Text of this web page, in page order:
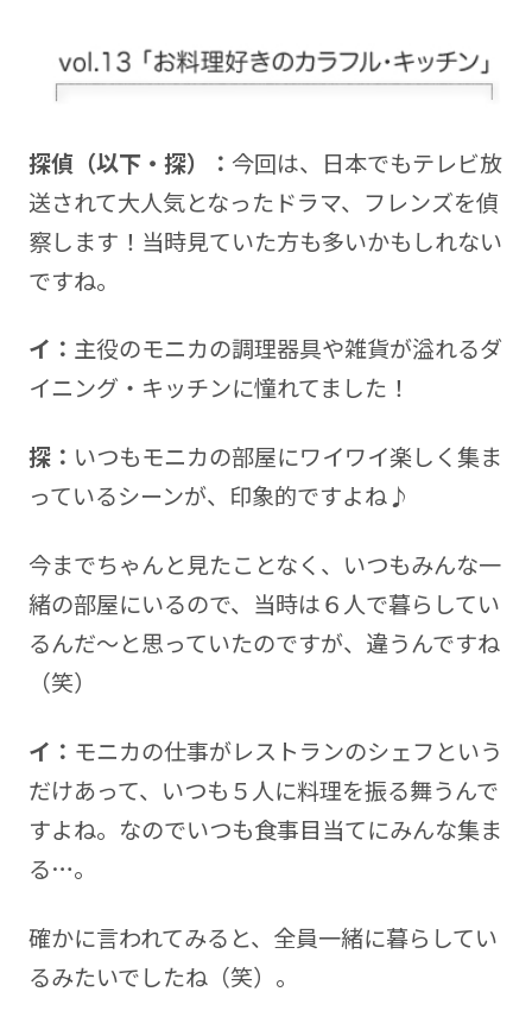
探偵（以下・探）： 今回は、日本でもテレビ放
送されて大人気となったドラマ、フレンズを偵
察します！当時見ていた方も多いかもしれない
ですね。
イ： 主役のモニカの調理器具や雑貨が溢れるダ
イニング・キッチンに憧れてました！
探： いつもモニカの部屋にワイワイ楽しく集ま
っているシーンが、印象的ですよね♪
今までちゃんと見たことなく、いつもみんな一
緒の部屋にいるので、当時は６人で暮らしてい
るんだ～と思っていたのですが、違うんですね
（笑）
イ： モニカの仕事がレストランのシェフという
だけあって、いつも５人に料理を振る舞うんで
すよね。なのでいつも食事目当てにみんな集ま
る…。
確かに言われてみると、全員一緒に暮らしてい
るみたいでしたね（笑）。